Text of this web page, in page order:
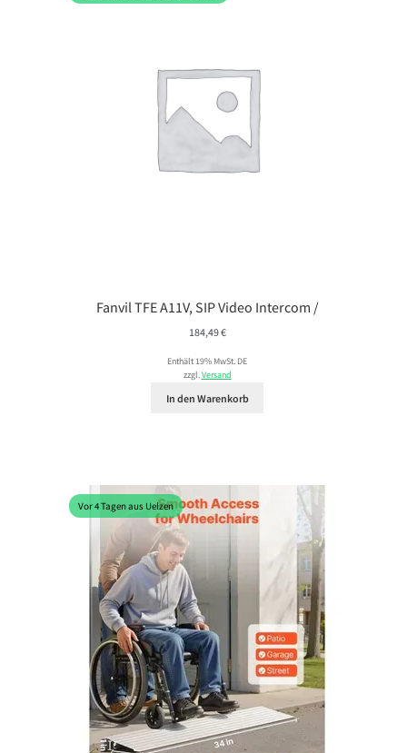
Fanvil TFE A11V, SIP Video Intercom /
184,49€
Enthält 19% MwSt. DE
zzgl.Versand
In den Warenkorb
Vor 4 Tagen aus Uelzen